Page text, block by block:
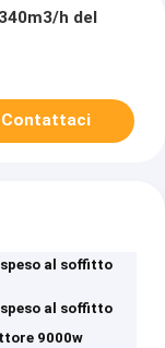
h del
Contattaci
al soffitto
al soffitto
9000w